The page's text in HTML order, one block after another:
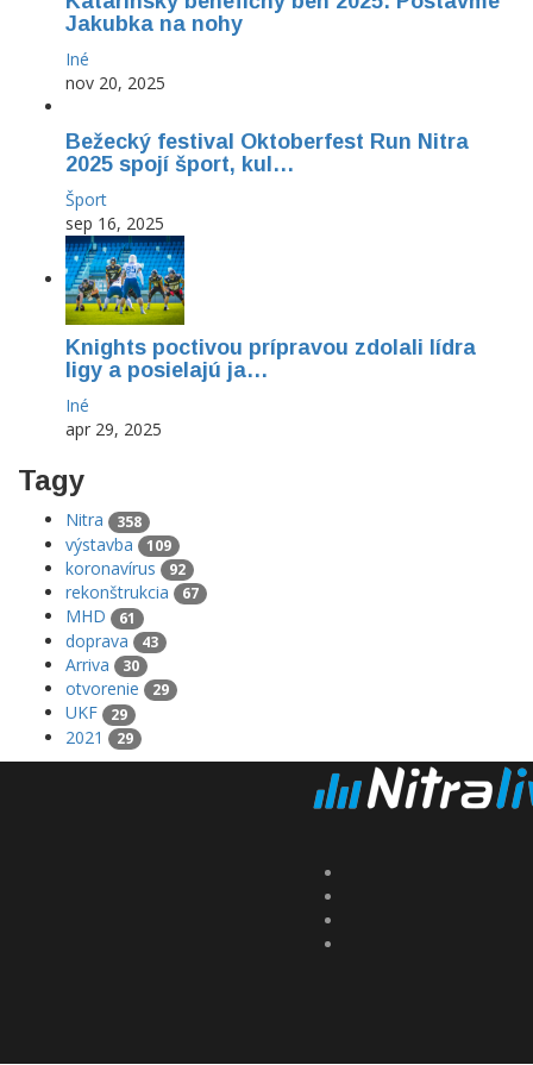
Jakubka na nohy
Iné
nov 20, 2025
Bežecký festival Oktoberfest Run Nitra
2025 spojí šport, kul…
Šport
sep 16, 2025
Knights poctivou prípravou zdolali lídra
ligy a posielajú ja…
Iné
apr 29, 2025
Tagy
Nitra 358
výstavba 109
koronavírus 92
rekonštrukcia 67
MHD 61
doprava 43
Arriva 30
otvorenie 29
UKF 29
2021 29